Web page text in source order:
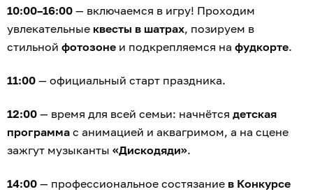
10:00–16:00 — включаемся в игру! Проходим
увлекательные квесты в шатрах, позируем в
стильной фотозоне и подкрепляемся на фудкорте.
11:00 — официальный старт праздника.
12:00 — время для всей семьи: начнётся детская
программа с анимацией и аквагримом, а на сцене
зажгут музыканты «Дискодяди».
14:00 — профессиональное состязание в Конкурсе